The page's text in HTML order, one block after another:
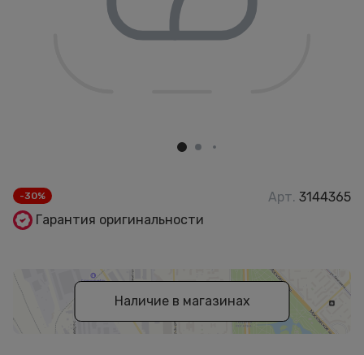
-30% Арт. 3144365
Гарантия оригинальности
Наличие в магазинах